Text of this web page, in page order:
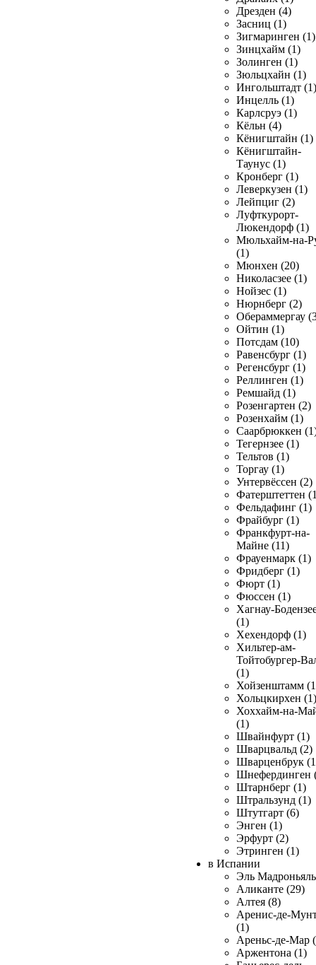
Дрезден (4)
Засниц (1)
Зигмаринген (1)
Зинцхайм (1)
Золинген (1)
Зюльцхайн (1)
Ингольштадт (1)
Инцелль (1)
Карлсруэ (1)
Кёльн (4)
Кёнигштайн (1)
Кёнигштайн-
Таунус (1)
Кронберг (1)
Леверкузен (1)
Лейпциг (2)
Луфткурорт-
Люкендорф (1)
Мюльхайм-на-
(1)
Мюнхен (20)
Николасзее (1)
Нойзес (1)
Нюрнберг (2)
Обераммергау
Ойтин (1)
Потсдам (10)
Равенсбург (1)
Регенсбург (1)
Реллинген (1)
Ремшайд (1)
Розенгартен (2)
Розенхайм (1)
Саарбрюккен
Тегернзее (1)
Тельтов (1)
Торгау (1)
Унтервёссен (2)
Фатерштеттен
Фельдафинг (1)
Фрайбург (1)
Франкфурт-на-
Майне (11)
Фрауенмарк (1)
Фридберг (1)
Фюрт (1)
Фюссен (1)
Хагнау-
(1)
Хехендорф (1)
Хильтер-ам-
Тойтобургер-
(1)
Хойзенштамм
Хольцкирхен (1)
Хоххайм-на-
(1)
Швайнфурт (1)
Шварцвальд (2)
Шварценбрук
Шнефердинген
Штарнберг (1)
Штральзунд (1)
Штутгарт (6)
Энген (1)
Эрфурт (2)
Этринген (1)
в Испании
Эль
Аликанте (29)
Алтея (8)
Аренис-де-
(1)
Ареньс-де-Мар
Аржентона (1)